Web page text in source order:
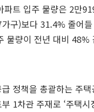
파트 입주 물량은 2만
구)보다 31.4% 줄어
물량이 전년 대비 48%
정책을 총괄하는 주
1차관 주재로 ‘주택